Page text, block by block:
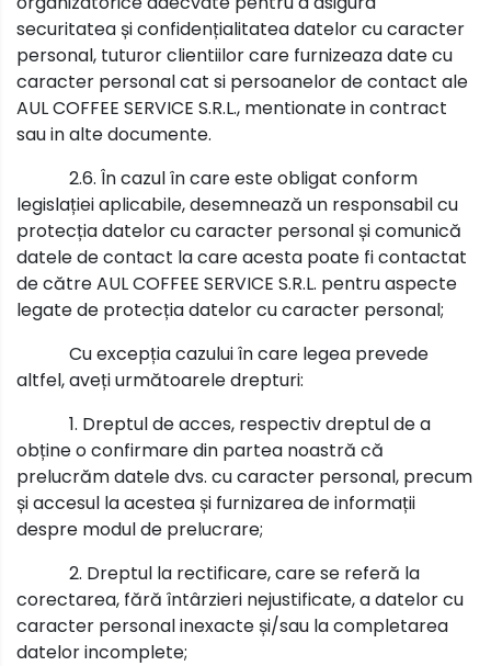
securitatea și confidențialitatea datelor cu caracter
personal, tuturor clientiilor care furnizeaza date cu
caracter personal cat si persoanelor de contact ale
AUL COFFEE SERVICE S.R.L., mentionate in contract
sau in alte documente.
2.6. În cazul în care este obligat conform
legislației aplicabile, desemnează un responsabil cu
protecția datelor cu caracter personal și comunică
datele de contact la care acesta poate fi contactat
de către AUL COFFEE SERVICE S.R.L. pentru aspecte
legate de protecția datelor cu caracter personal;
Cu excepția cazului în care legea prevede
altfel, aveți următoarele drepturi:
1. Dreptul de acces, respectiv dreptul de a
obține o confirmare din partea noastră că
prelucrăm datele dvs. cu caracter personal, precum
și accesul la acestea și furnizarea de informații
despre modul de prelucrare;
2. Dreptul la rectificare, care se referă la
corectarea, fără întârzieri nejustificate, a datelor cu
caracter personal inexacte și/sau la completarea
datelor incomplete;